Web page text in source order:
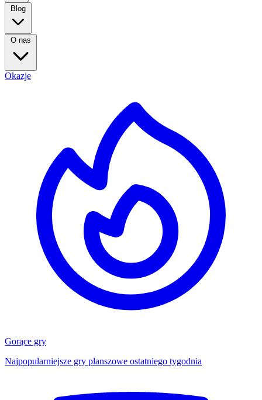
Blog
O nas
Okazje
Gorące gry
Najpopularniejsze gry planszowe ostatniego tygodnia